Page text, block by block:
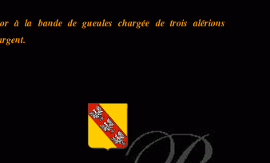
à la bande de gueules chargée de trois alérions